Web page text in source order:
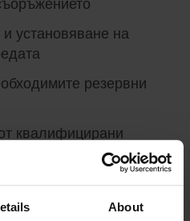
About
установяване на
резервни
квалифицирани
и повторно